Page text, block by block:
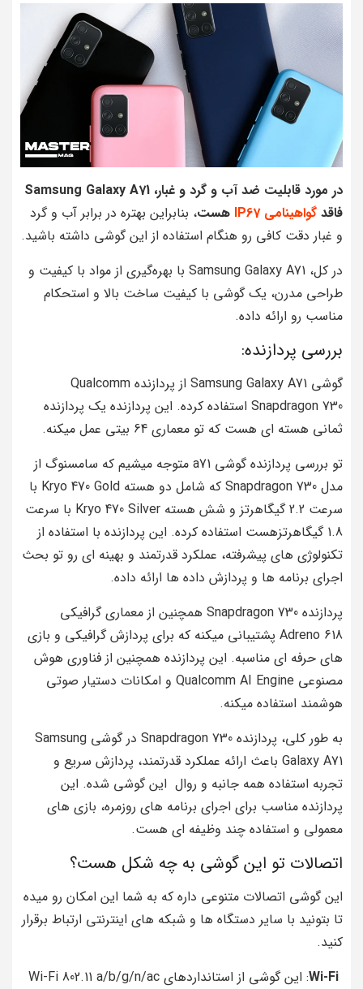
در مورد قابلیت ضد آب و گرد و غبار، Samsung Galaxy A71
فاقد گواهینامی IP67 هست، بنابراین بهتره در برابر آب و گرد
و غبار دقت کافی رو هنگام استفاده از این گوشی داشته باشید.
در کل، Samsung Galaxy A71 با بهره‌گیری از مواد با کیفیت و
طراحی مدرن، یک گوشی با کیفیت ساخت بالا و استحکام
مناسب رو ارائه داده.
بررسی پردازنده:
گوشی Samsung Galaxy A71 از پردازنده Qualcomm
Snapdragon 730 استفاده کرده. این پردازنده یک پردازنده
ثمانی هسته‌ ای هست که تو معماری 64 بیتی عمل میکنه.
تو بررسی پردازنده گوشی a71 متوجه میشیم که سامسنوگ از
مدل Snapdragon 730 که شامل دو هسته Kryo 470 Gold با
سرعت 2.2 گیگاهرتز و شش هسته Kryo 470 Silver با سرعت
1.8 گیگاهرتزهست استفاده کرده. این پردازنده با استفاده از
تکنولوژی‌ های پیشرفته، عملکرد قدرتمند و بهینه‌ ای رو تو بحث
اجرای برنامه‌ ها و پردازش داده‌ ها ارائه داده.
پردازنده Snapdragon 730 همچنین از معماری گرافیکی
Adreno 618 پشتیبانی میکنه که برای پردازش گرافیکی و بازی‌
های حرفه‌ ای مناسبه. این پردازنده همچنین از فناوری هوش
مصنوعی Qualcomm AI Engine و امکانات دستیار صوتی
هوشمند استفاده میکنه.
به طور کلی، پردازنده Snapdragon 730 در گوشی Samsung
Galaxy A71 باعث ارائه عملکرد قدرتمند، پردازش سریع و
تجربه استفاده همه‌ جانبه و روال این گوشی شده. این
پردازنده مناسب برای اجرای برنامه‌ های روزمره، بازی‌ های
معمولی و استفاده چند وظیفه‌ ای هست.
اتصالات تو این گوشی به چه شکل هست؟
این گوشی اتصالات متنوعی داره که به شما این امکان رو میده
تا بتونید با سایر دستگاه ها و شبکه های اینترنتی ارتباط برقرار
کنید.
: این گوشی از استاندارد‌های Wi-Fi 802.11 a/b/g/n/ac